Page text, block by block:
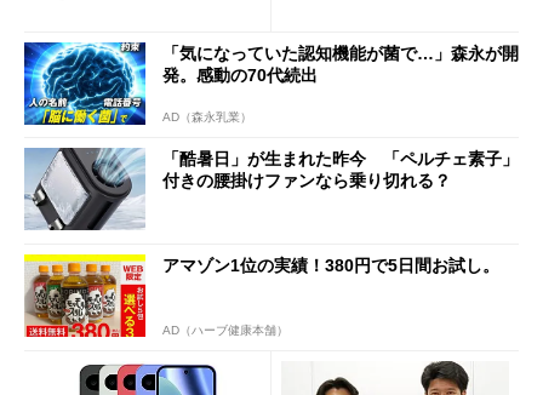
「気になっていた認知機能が菌で…」森永が開
発。感動の70代続出
AD（森永乳業）
「酷暑日」が生まれた昨今 「ペルチェ素子」
付きの腰掛けファンなら乗り切れる？
アマゾン1位の実績！380円で5日間お試し。
AD（ハーブ健康本舗）